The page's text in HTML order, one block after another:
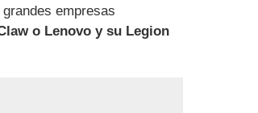
empresas
o Lenovo y su Legion